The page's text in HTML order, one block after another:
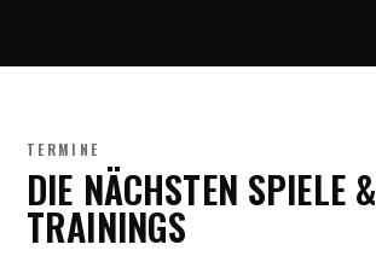
TERMINE
DIE NÄCHSTEN SPIELE &
TRAININGS